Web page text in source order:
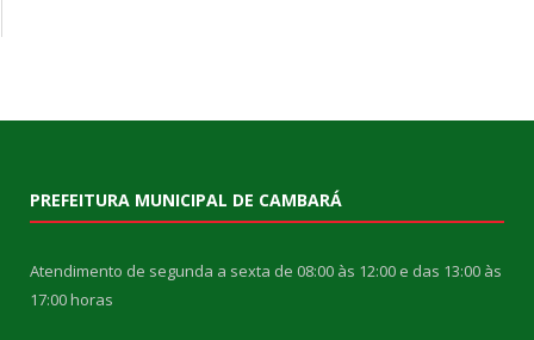
PREFEITURA MUNICIPAL DE CAMBARÁ
Atendimento de segunda a sexta de 08:00 às 12:00 e das 13:00 às
17:00 horas